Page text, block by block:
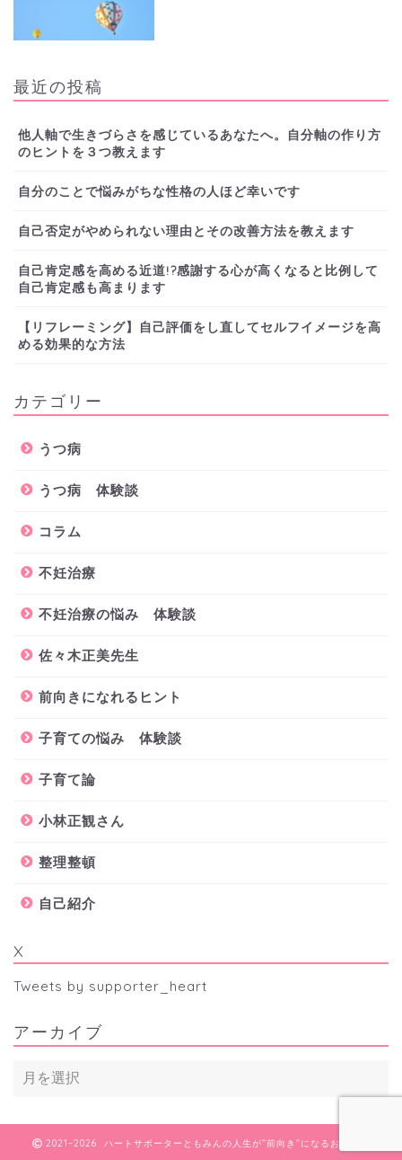
最近の投稿
他人軸で生きづらさを感じているあなたへ。自分軸の作り方
のヒントを３つ教えます
自分のことで悩みがちな性格の人ほど幸いです
自己否定がやめられない理由とその改善方法を教えます
自己肯定感を高める近道!?感謝する心が高くなると比例して
自己肯定感も高まります
【リフレーミング】自己評価をし直してセルフイメージを高
める効果的な方法
カテゴリー
うつ病
うつ病 体験談
コラム
不妊治療
不妊治療の悩み 体験談
佐々木正美先生
前向きになれるヒント
子育ての悩み 体験談
子育て論
小林正観さん
整理整頓
自己紹介
X
Tweets by supporter_heart
アーカイブ
2021–2026 ハートサポーターともみんの人生が"前向き"になるお手伝い